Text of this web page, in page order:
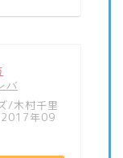
バ
/木村千里
2017年09
ス制御
趣味